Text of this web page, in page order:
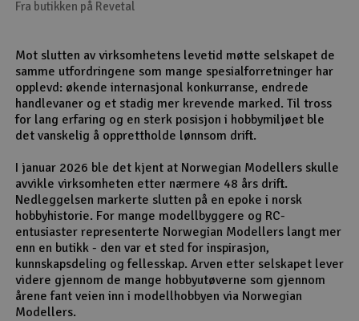
Fra butikken på Revetal
Mot slutten av virksomhetens levetid møtte selskapet de
samme utfordringene som mange spesialforretninger har
opplevd: økende internasjonal konkurranse, endrede
handlevaner og et stadig mer krevende marked. Til tross
for lang erfaring og en sterk posisjon i hobbymiljøet ble
det vanskelig å opprettholde lønnsom drift.
I januar 2026 ble det kjent at Norwegian Modellers skulle
avvikle virksomheten etter nærmere 48 års drift.
Nedleggelsen markerte slutten på en epoke i norsk
hobbyhistorie. For mange modellbyggere og RC-
entusiaster representerte Norwegian Modellers langt mer
enn en butikk - den var et sted for inspirasjon,
kunnskapsdeling og fellesskap. Arven etter selskapet lever
videre gjennom de mange hobbyutøverne som gjennom
årene fant veien inn i modellhobbyen via Norwegian
Modellers.